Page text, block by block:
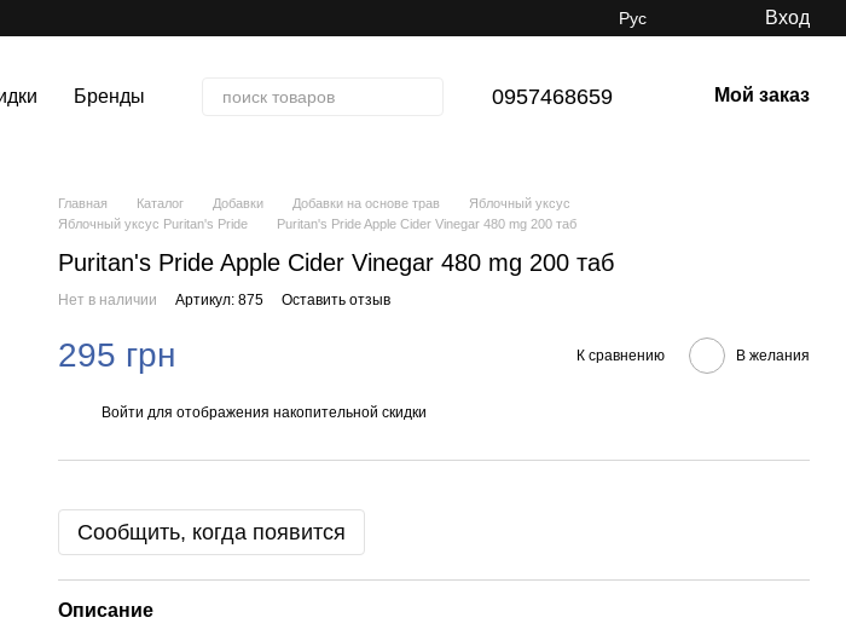
Рус Вход
Бренды 0957468659 Мой заказ
Главная Каталог Добавки Добавки на основе трав
Яблочный уксус
Яблочный уксус Puritan's Pride
Puritan's Pride Apple Cider Vinegar 480 mg 200 таб
Puritan's Pride Apple Cider Vinegar 480 mg 200 таб
Нет в наличии Артикул: 875 Оставить отзыв
295 грн К сравнению В желания
Войти для отображения накопительной скидки
Сообщить, когда появится
Описание